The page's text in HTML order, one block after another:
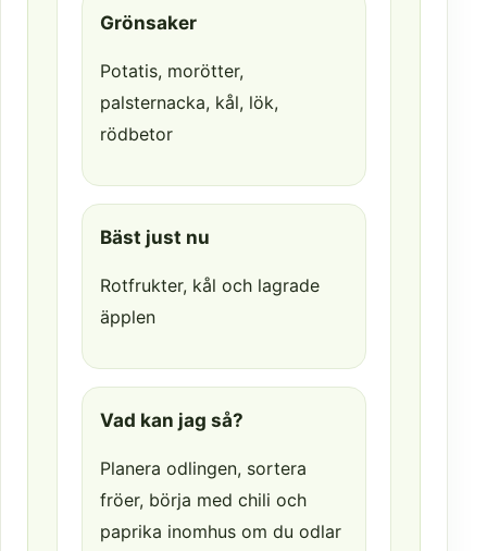
Grönsaker
Potatis, morötter,
palsternacka, kål, lök,
rödbetor
Bäst just nu
Rotfrukter, kål och lagrade
äpplen
Vad kan jag så?
Planera odlingen, sortera
fröer, börja med chili och
paprika inomhus om du odlar